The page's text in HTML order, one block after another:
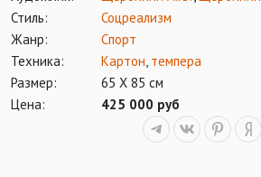
Стиль:
Соцреализм
Жанр:
Спорт
Техника:
Картон, темпера
Размер:
65 Х 85 см
Цена:
425 000 руб